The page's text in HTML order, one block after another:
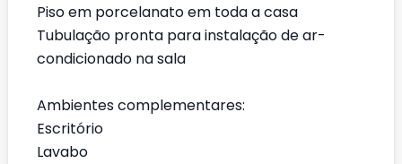
Piso em porcelanato em toda a casa
Tubulação pronta para instalação de ar-
condicionado na sala
Ambientes complementares:
Escritório
Lavabo